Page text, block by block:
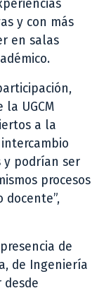
y con más
en salas
UGCM
a la
y podrían ser
procesos
docente”,
de
de Ingeniería
desde